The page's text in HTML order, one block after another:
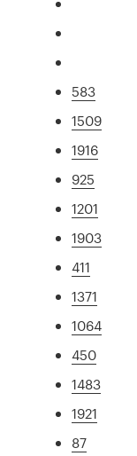
583
1509
1916
925
1201
1903
411
1371
1064
450
1483
1921
87